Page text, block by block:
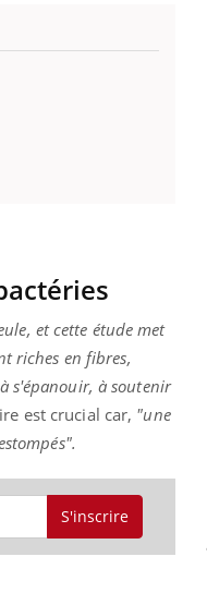
et cette étude met
riches en fibres,
s'épanouir, à soutenir
est crucial car, "une
S'inscrire